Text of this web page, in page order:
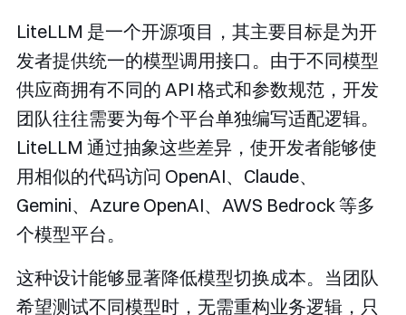
LiteLLM 是一个开源项目，其主要目标是为开
发者提供统一的模型调用接口。由于不同模型
供应商拥有不同的 API 格式和参数规范，开发
团队往往需要为每个平台单独编写适配逻辑。
LiteLLM 通过抽象这些差异，使开发者能够使
用相似的代码访问 OpenAI、Claude、
Gemini、Azure OpenAI、AWS Bedrock 等多
个模型平台。
这种设计能够显著降低模型切换成本。当团队
希望测试不同模型时，无需重构业务逻辑，只